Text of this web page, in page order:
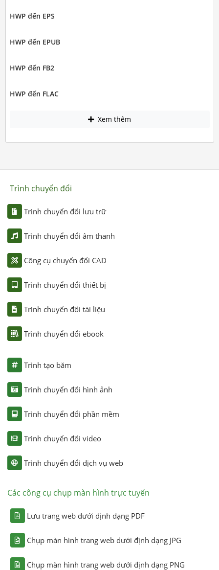
HWP đến EPS
HWP đến EPUB
HWP đến FB2
HWP đến FLAC
Xem thêm
Trình chuyển đổi
Trình chuyển đổi lưu trữ
Trình chuyển đổi âm thanh
Công cụ chuyển đổi CAD
Trình chuyển đổi thiết bị
Trình chuyển đổi tài liệu
Trình chuyển đổi ebook
Trình tạo băm
Trình chuyển đổi hình ảnh
Trình chuyển đổi phần mềm
Trình chuyển đổi video
Trình chuyển đổi dịch vụ web
Các công cụ chụp màn hình trực tuyến
Lưu trang web dưới định dạng PDF
Chụp màn hình trang web dưới định dạng JPG
Chụp màn hình trang web dưới định dạng PNG